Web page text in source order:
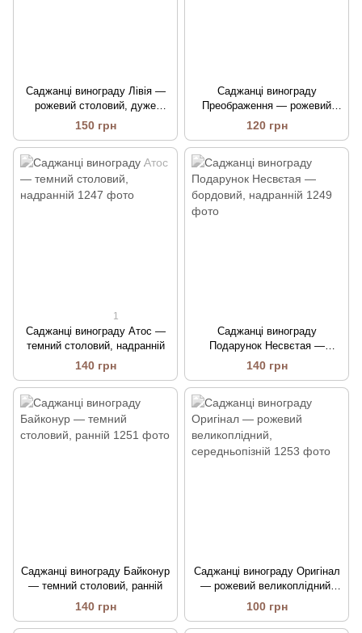
Саджанці винограду Лівія —
рожевий столовий, дуже
ранній
150 грн
Саджанці винограду
Преображення — рожевий
столовий, дуже ранній
120 грн
1
Саджанці винограду Атос —
темний столовий, надранній
140 грн
Саджанці винограду
Подарунок Несвєтая —
бордовий, надранній
140 грн
Саджанці винограду Байконур
— темний столовий, ранній
140 грн
Саджанці винограду Оригінал
— рожевий великоплідний,
середньопізній
100 грн